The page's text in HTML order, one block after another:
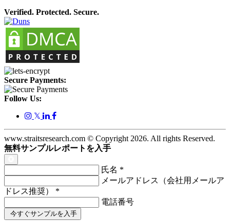
Verified. Protected. Secure.
Secure Payments:
Follow Us:
𝕏
www.straitsresearch.com © Copyright 2026. All rights Reserved.
無料サンプルレポートを入手
氏名 *
メールアドレス（会社用メールア
ドレス推奨） *
電話番号